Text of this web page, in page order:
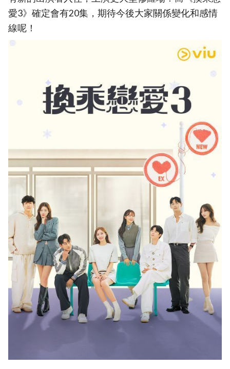
愛3》確定會有20集，期待今後大家關係變化和感情
線呢！